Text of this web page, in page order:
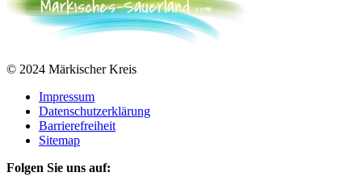
© 2024 Märkischer Kreis
Impressum
Datenschutzerklärung
Barrierefreiheit
Sitemap
Folgen Sie uns auf: